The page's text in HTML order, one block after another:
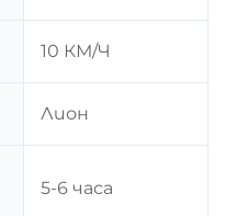
10 КМ/Ч
Лион
5-6 часа